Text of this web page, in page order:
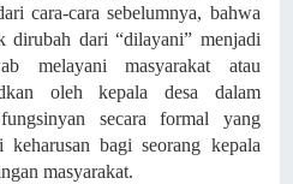
cara-cara sebelumnya, bahwa
dirubah dari “dilayani” menjadi
melayani masyarakat atau
oleh kepala desa dalam
secara formal yang
bagi seorang kepala
masyarakat.